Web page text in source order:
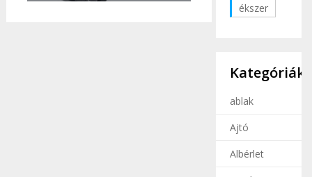
ékszer
Kategóriák
ablak
Ajtó
Albérlet